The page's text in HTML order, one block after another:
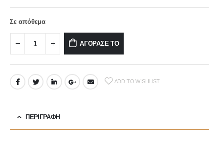
Σε απόθεμα
ΑΓΟΡΑΣΕ ΤΟ
ADD TO WISHLIST
ΠΕΡΙΓΡΑΦΉ